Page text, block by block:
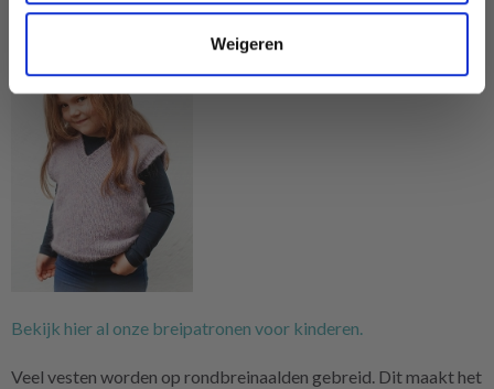
Weigeren
Bekijk hier al onze breipatronen voor kinderen.
Veel vesten worden op rondbreinaalden gebreid. Dit maakt het